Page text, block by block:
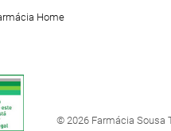
Home
© 2026 Farmácia Sousa